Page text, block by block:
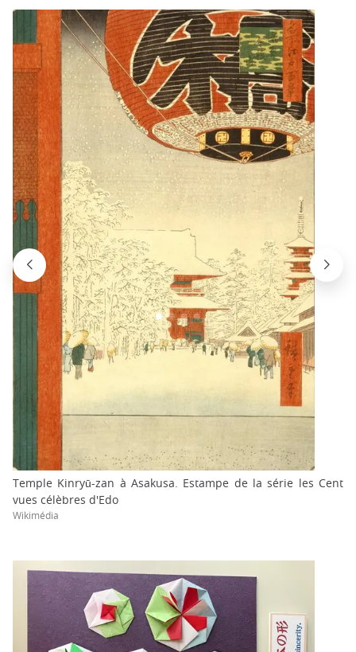
Temple Kinryū-zan à Asakusa. Estampe de la série les Cent
vues célèbres d'Edo
Wikimédia